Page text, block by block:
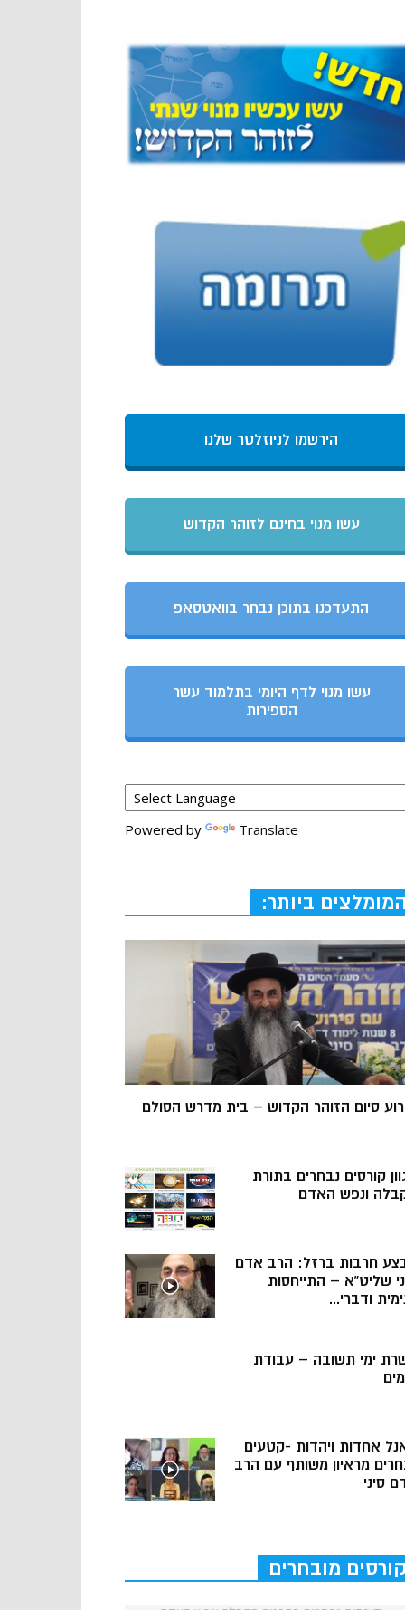
הירשמו לניוזלטר שלנו
עשו מנוי בחינם לזוהר הקדוש
התעדכנו בתוכן נבחר בוואטסאפ
עשו מנוי לדף היומי בתלמוד עשר
הספירות
Powered by Translate
המומלצים ביותר:
סיום הזוהר הקדוש – בית מדרש הסולם
קורסים נבחרים בתורת
ונפש האדם
חרבות ברזל: הרב אדם
שליט”א – התייחסות
ודברי...
ימי תשובה – עבודת
אחדות ויהדות -קטעים
מראיון משותף עם הרב
סיני
קורסים מובחרים